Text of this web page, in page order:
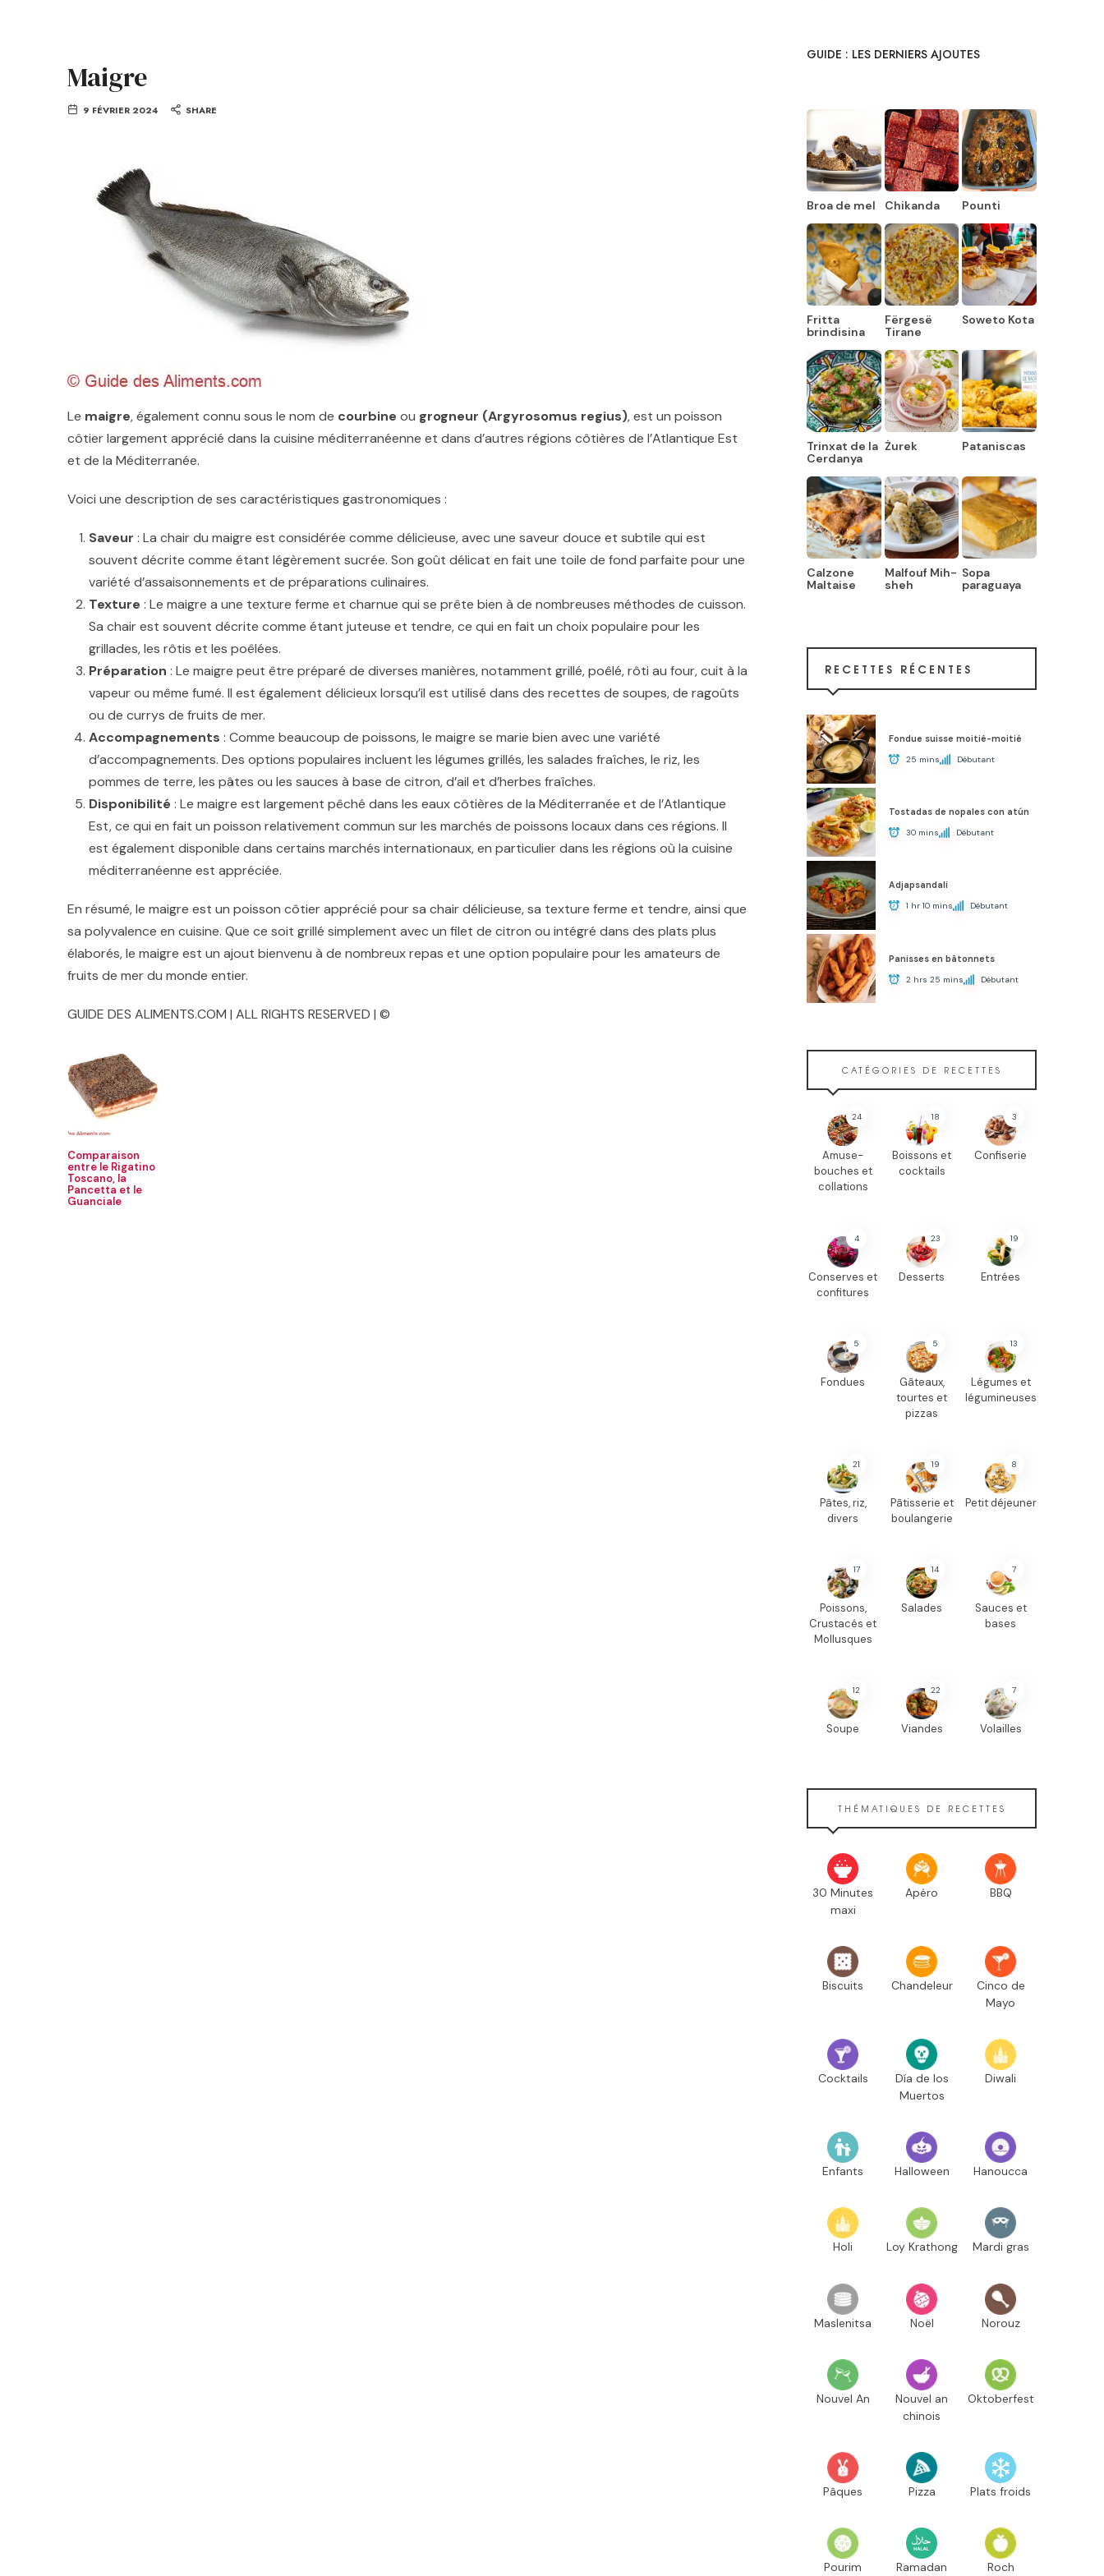
Maigre
9 FÉVRIER 2024 SHARE
Le maigre, également connu sous le nom de courbine ou grogneur (Argyrosomus regius), est un poisson
côtier largement apprécié dans la cuisine méditerranéenne et dans d’autres régions côtières de l’Atlantique Est
et de la Méditerranée.
Voici une description de ses caractéristiques gastronomiques :
Saveur : La chair du maigre est considérée comme délicieuse, avec une saveur douce et subtile qui est
souvent décrite comme étant légèrement sucrée. Son goût délicat en fait une toile de fond parfaite pour une
variété d’assaisonnements et de préparations culinaires.
Texture : Le maigre a une texture ferme et charnue qui se prête bien à de nombreuses méthodes de cuisson.
Sa chair est souvent décrite comme étant juteuse et tendre, ce qui en fait un choix populaire pour les
grillades, les rôtis et les poêlées.
Préparation : Le maigre peut être préparé de diverses manières, notamment grillé, poêlé, rôti au four, cuit à la
vapeur ou même fumé. Il est également délicieux lorsqu’il est utilisé dans des recettes de soupes, de ragoûts
ou de currys de fruits de mer.
Accompagnements : Comme beaucoup de poissons, le maigre se marie bien avec une variété
d’accompagnements. Des options populaires incluent les légumes grillés, les salades fraîches, le riz, les
pommes de terre, les pâtes ou les sauces à base de citron, d’ail et d’herbes fraîches.
Disponibilité : Le maigre est largement pêché dans les eaux côtières de la Méditerranée et de l’Atlantique
Est, ce qui en fait un poisson relativement commun sur les marchés de poissons locaux dans ces régions. Il
est également disponible dans certains marchés internationaux, en particulier dans les régions où la cuisine
méditerranéenne est appréciée.
En résumé, le maigre est un poisson côtier apprécié pour sa chair délicieuse, sa texture ferme et tendre, ainsi que
sa polyvalence en cuisine. Que ce soit grillé simplement avec un filet de citron ou intégré dans des plats plus
élaborés, le maigre est un ajout bienvenu à de nombreux repas et une option populaire pour les amateurs de
fruits de mer du monde entier.
GUIDE DES ALIMENTS.COM | ALL RIGHTS RESERVED | ©
Comparaison
entre le Rigatino
Toscano, la
Pancetta et le
Guanciale
GUIDE : LES DERNIERS AJOUTES
Broa de mel Chikanda Pounti
Fritta
brindisina
Fërgesë
Tirane
Soweto Kota
Trinxat de la
Cerdanya
Żurek Pataniscas
Calzone
Maltaise
Malfouf Mih-
sheh
Sopa
paraguaya
RECETTES RÉCENTES
Fondue suisse moitié-moitié
25 mins Débutant
Tostadas de nopales con atún
30 mins Débutant
Adjapsandali
1 hr 10 mins Débutant
Panisses en bâtonnets
2 hrs 25 mins Débutant
CATÉGORIES DE RECETTES
24
Amuse-
bouches et
collations
18
Boissons et
cocktails
3
Confiserie
4
Conserves et
confitures
23
Desserts
19
Entrées
5
Fondues
5
Gâteaux,
tourtes et
pizzas
13
Légumes et
légumineuses
21
Pâtes, riz,
divers
19
Pâtisserie et
boulangerie
8
Petit déjeuner
17
Poissons,
Crustacés et
Mollusques
14
Salades
7
Sauces et
bases
12
Soupe
22
Viandes
7
Volailles
THÉMATIQUES DE RECETTES
30 Minutes
maxi
Apéro BBQ
Biscuits Chandeleur
Cinco de
Mayo
Cocktails
Día de los
Muertos
Diwali
Enfants Halloween Hanoucca
Holi Loy Krathong Mardi gras
Maslenitsa Noël Norouz
Nouvel An
Nouvel an
chinois
Oktoberfest
Pâques Pizza Plats froids
Pourim Ramadan Roch